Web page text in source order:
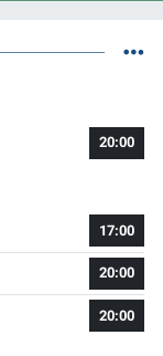
20:00
17:00
20:00
20:00